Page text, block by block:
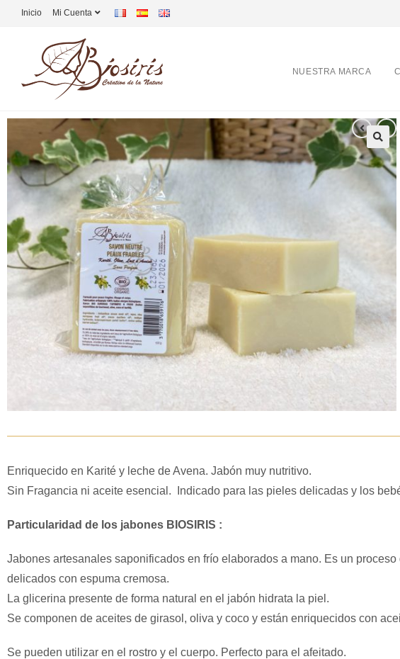
Inicio Mi Cuenta
NUESTRA MARCA
Enriquecido en Karité y leche de Avena. Jabón muy nutritivo.
Sin Fragancia ni aceite esencial. Indicado para las pieles delicadas y los
Particularidad de los jabones BIOSIRIS :
Jabones artesanales saponificados en frío elaborados a mano. Es un
delicados con espuma cremosa.
La glicerina presente de forma natural en el jabón hidrata la piel.
Se componen de aceites de girasol, oliva y coco y están enriquecidos con
Se pueden utilizar en el rostro y el cuerpo. Perfecto para el afeitado.